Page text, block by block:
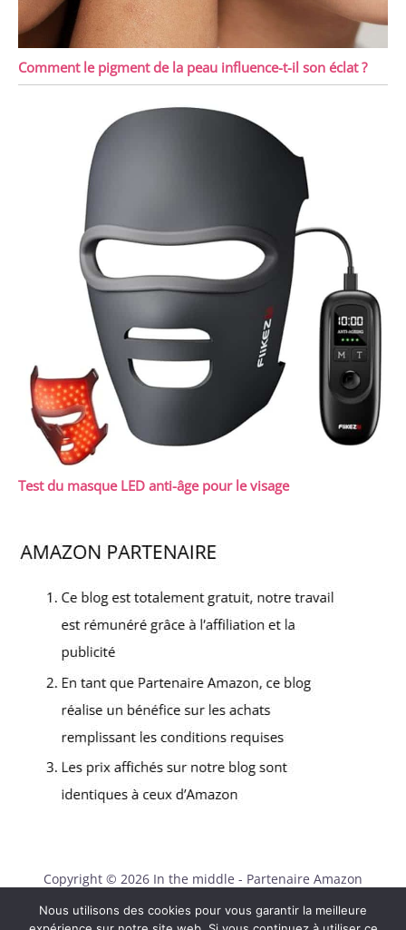
Comment le pigment de la peau influence-t-il son éclat ?
Test du masque LED anti-âge pour le visage
Copyright © 2026 In the middle - Partenaire Amazon
Contact
Nous utilisons des cookies pour vous garantir la meilleure